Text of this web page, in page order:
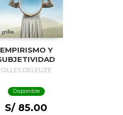
EMPIRISMO Y
GILLES DELEUZE
Disponible
S/ 85.00